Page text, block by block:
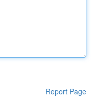
Report Page